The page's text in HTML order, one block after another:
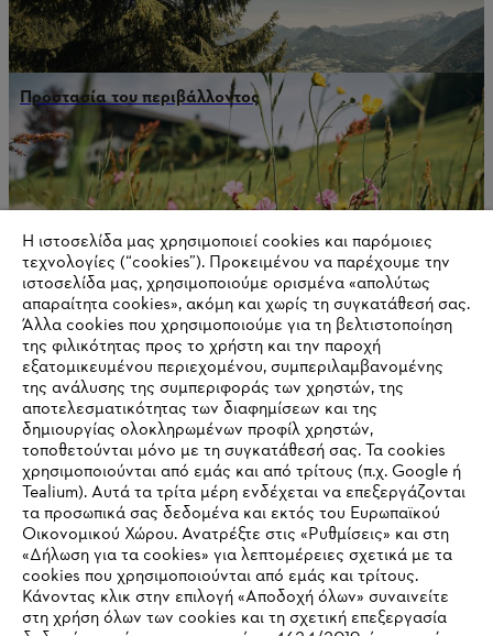
Προστασία του περιβάλλοντος
Στρατηγική για το κλίμα
Πληροφορίες για τους προμηθευτές
Προϊόντα
Επικοινωνία
Καριέρα
Σύστημα καταγγελιών
Η ιστοσελίδα μας χρησιμοποιεί cookies και παρόμοιες
τεχνολογίες (“cookies”). Προκειμένου να παρέχουμε την
ιστοσελίδα μας, χρησιμοποιούμε ορισμένα «απολύτως
απαραίτητα cookies», ακόμη και χωρίς τη συγκατάθεσή σας.
Άλλα cookies που χρησιμοποιούμε για τη βελτιστοποίηση
της φιλικότητας προς το χρήστη και την παροχή
εξατομικευμένου περιεχομένου, συμπεριλαμβανομένης
της ανάλυσης της συμπεριφοράς των χρηστών, της
αποτελεσματικότητας των διαφημίσεων και της
δημιουργίας ολοκληρωμένων προφίλ χρηστών,
τοποθετούνται μόνο με τη συγκατάθεσή σας. Τα cookies
χρησιμοποιούνται από εμάς και από τρίτους (π.χ. Google ή
Tealium). Αυτά τα τρίτα μέρη ενδέχεται να επεξεργάζονται
τα προσωπικά σας δεδομένα και εκτός του Ευρωπαϊκού
Οικονομικού Χώρου. Ανατρέξτε στις «Ρυθμίσεις» και στη
«Δήλωση για τα cookies» για λεπτομέρειες σχετικά με τα
cookies που χρησιμοποιούνται από εμάς και τρίτους.
Κάνοντας κλικ στην επιλογή «Αποδοχή όλων» συναινείτε
στη χρήση όλων των cookies και τη σχετική επεξεργασία